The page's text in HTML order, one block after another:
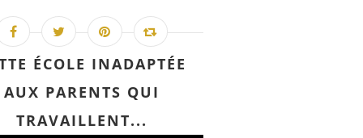
ÉCOLE INADAPTÉE
AUX PARENTS QUI
TRAVAILLENT...